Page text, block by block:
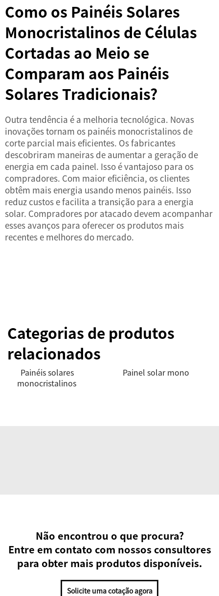
Como os Painéis Solares
Monocristalinos de Células
Cortadas ao Meio se
Comparam aos Painéis
Solares Tradicionais?
Outra tendência é a melhoria tecnológica. Novas
inovações tornam os painéis monocristalinos de
corte parcial mais eficientes. Os fabricantes
descobriram maneiras de aumentar a geração de
energia em cada painel. Isso é vantajoso para os
compradores. Com maior eficiência, os clientes
obtêm mais energia usando menos painéis. Isso
reduz custos e facilita a transição para a energia
solar. Compradores por atacado devem acompanhar
esses avanços para oferecer os produtos mais
recentes e melhores do mercado.
Categorias de produtos
relacionados
Painéis solares
monocristalinos
Painel solar mono
Não encontrou o que procura?
Entre em contato com nossos consultores
para obter mais produtos disponíveis.
Solicite uma cotação agora